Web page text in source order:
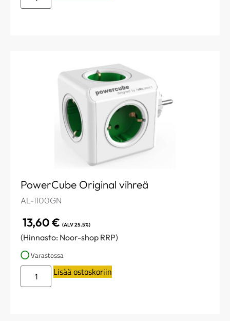
PowerCube Original vihreä
AL-1100GN
13,60€ (ALV 25.5%)
(Hinnasto: Noor-shop RRP)
Varastossa
Lisää ostoskoriin